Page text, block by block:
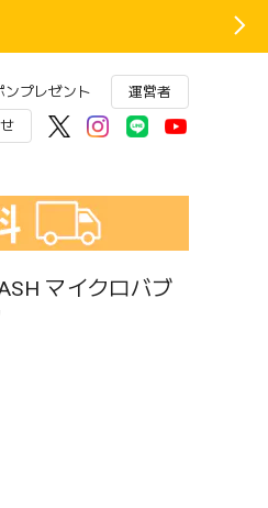
ンプレゼント 運営者
マイクロバブ